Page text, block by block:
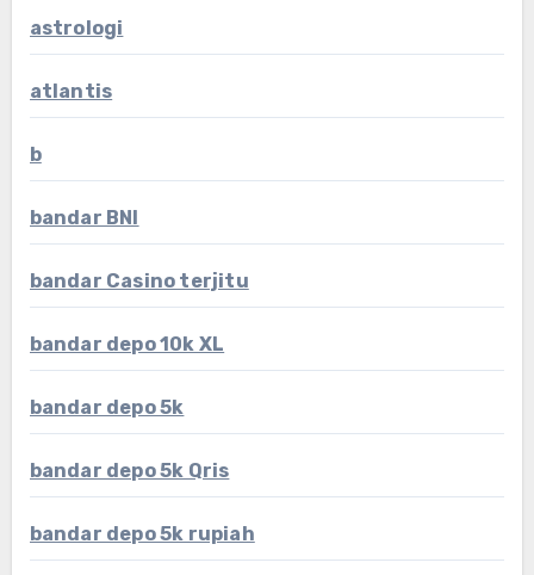
astrologi
atlantis
b
bandar BNI
bandar Casino terjitu
bandar depo 10k XL
bandar depo 5k
bandar depo 5k Qris
bandar depo 5k rupiah